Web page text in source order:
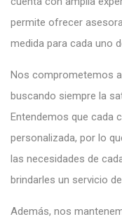
permite ofrecer
medida para cada uno
Nos comprometemos
buscando siempre la
Entendemos que cada
personalizada, por lo
las necesidades de
brindarles un servicio
Además, nos